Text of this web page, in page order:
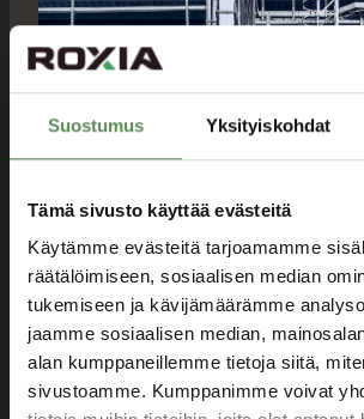
Suostumus Yksityiskohdat
Tämä sivusto käyttää evästeitä
Käytämme evästeitä tarjoamamme
räätälöimiseen, sosiaalisen median
tukemiseen ja kävijämäärämme
jaamme sosiaalisen median,
alan kumppaneillemme tietoja siitä,
sivustoamme. Kumppanimme voivat
Luotettava tuote- ja
projektitoimitus
Parempi